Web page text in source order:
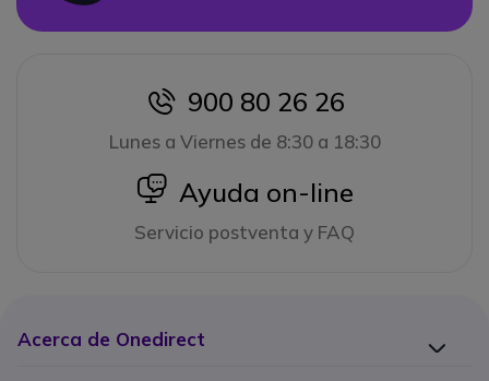
icon
900 80 26 26
Lunes a Viernes de 8:30 a 18:30
icon
Ayuda on-line
Servicio postventa y FAQ
Acerca de Onedirect